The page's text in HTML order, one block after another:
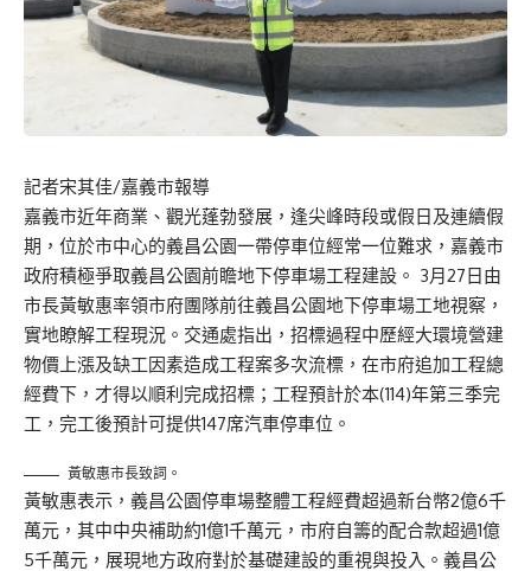
記者宋其佳/嘉義市報導
嘉義市近年商業、觀光蓬勃發展，逢尖峰時段或假日及連續假
期，位於市中心的義昌公園一帶停車位經常一位難求，嘉義市
政府積極爭取義昌公園前瞻地下停車場工程建設。 3月27日由
市長黃敏惠率領市府團隊前往義昌公園地下停車場工地視察，
實地瞭解工程現況。交通處指出，招標過程中歷經大環境營建
物價上漲及缺工因素造成工程案多次流標，在市府追加工程總
經費下，才得以順利完成招標；工程預計於本(114)年第三季完
工，完工後預計可提供147席汽車停車位。
黃敏惠市長致詞。
黃敏惠表示，義昌公園停車場整體工程經費超過新台幣2億6千
萬元，其中中央補助約1億1千萬元，市府自籌的配合款超過1億
5千萬元，展現地方政府對於基礎建設的重視與投入。義昌公